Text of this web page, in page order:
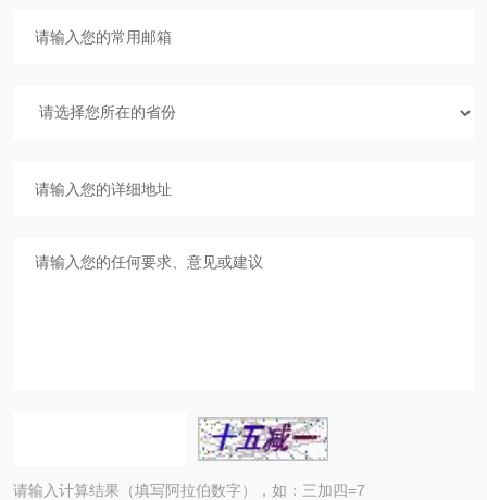
请输入计算结果（填写阿拉伯数字），如：三加四=7